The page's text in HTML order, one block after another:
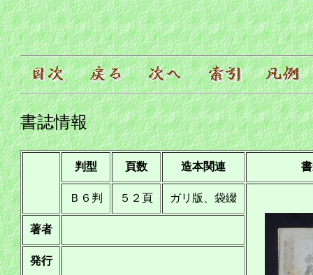
書誌情報
判型 頁数 造本関連
Ｂ６判 ５２頁 ガリ版、袋綴
著者
発行